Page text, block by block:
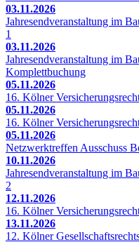
03.11.2026
Jahresendveranstaltung im
1
03.11.2026
Jahresendveranstaltung im
Komplettbuchung
05.11.2026
16. Kölner
05.11.2026
16. Kölner
05.11.2026
Netzwerktreffen Ausschuss
10.11.2026
Jahresendveranstaltung im
2
12.11.2026
16. Kölner
13.11.2026
12. Kölner